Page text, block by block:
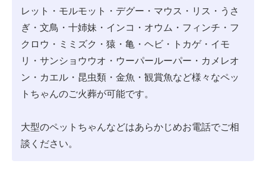
レット・モルモット・デグー・マウス・リス・うさ
ぎ・文鳥・十姉妹・インコ・オウム・フィンチ・フ
クロウ・ミミズク・猿・亀・ヘビ・トカゲ・イモ
リ・サンショウウオ・ウーパールーパー・カメレオ
ン・カエル・昆虫類・金魚・観賞魚など様々なペッ
トちゃんのご火葬が可能です。
大型のペットちゃんなどはあらかじめお電話でご相
談ください。